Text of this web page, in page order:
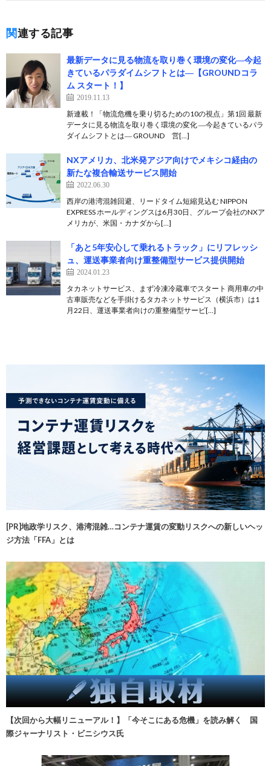
関連する記事
最新データに見る物流を取り巻く環境の変化―今起
きているパラダイムシフトとは―【GROUNDコラ
ム スタート！】
2019.11.13
新連載！「物流危機を乗り切るための10の視点」第1回 最新
データに見る物流を取り巻く環境の変化 ―今起きているパラ
ダイムシフトとは― GROUND 営[…]
NXアメリカ、北米発アジア向けでメキシコ経由の
新たな複合輸送サービス開始
2022.06.30
西岸の港湾混雑回避、リードタイム短縮見込む NIPPON
EXPRESS ホールディングスは6月30日、グループ会社のNXア
メリカが、米国・カナダから[…]
「あと5年安心して乗れるトラック」にリフレッシ
ュ、運送事業者向け重整備型サービス提供開始
2024.01.23
タカネットサービス、まず冷凍冷蔵車でスタート 商用車の中
古車販売などを手掛けるタカネットサービス（横浜市）は1
月22日、運送事業者向けの重整備型サービ[…]
[PR]地政学リスク、港湾混雑…コンテナ運賃の変動リスクへの新しいヘッ
ジ方法「FFA」とは
【次回から大幅リニューアル！】「今そこにある危機」を読み解く 国
際ジャーナリスト・ビニシウス氏